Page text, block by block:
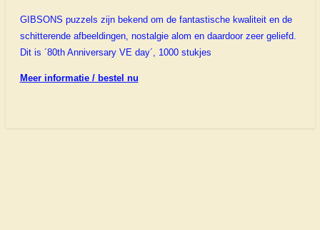
GIBSONS puzzels zijn bekend om de fantastische kwaliteit en de
schitterende afbeeldingen, nostalgie alom en daardoor zeer geliefd.
Dit is ´80th Anniversary VE day´, 1000 stukjes
Meer informatie / bestel nu